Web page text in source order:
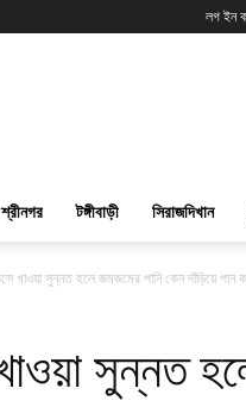
লগ ইন
শ্রীনগর টঙ্গীবাড়ী সিরাজদিখান
খাওয়া সুন্নত হলে জমজমের পানি কেন দাঁড়িয়ে পান
সুন্নত